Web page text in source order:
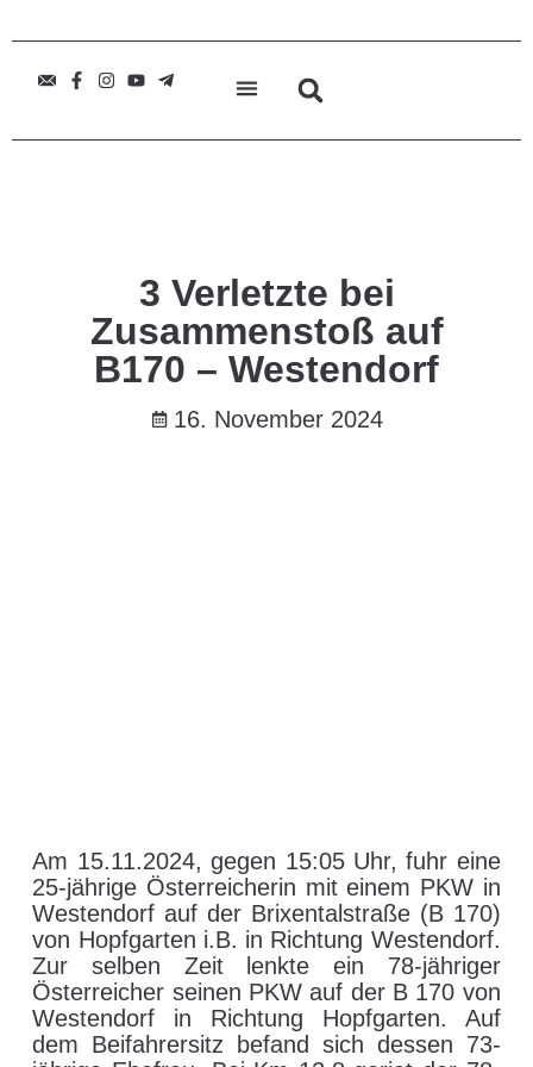
3 Verletzte bei
Zusammenstoß auf
B170 – Westendorf
16. November 2024
Am 15.11.2024, gegen 15:05 Uhr, fuhr eine
25-jährige Österreicherin mit einem PKW in
Westendorf auf der Brixentalstraße (B 170)
von Hopfgarten i.B. in Richtung Westendorf.
Zur selben Zeit lenkte ein 78-jähriger
Österreicher seinen PKW auf der B 170 von
Westendorf in Richtung Hopfgarten. Auf
dem Beifahrersitz befand sich dessen 73-